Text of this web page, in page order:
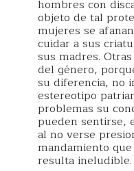
hombres con
objeto de tal
mujeres se
cuidar a sus
sus madres.
del género,
su diferencia, no
estereotipo
problemas su
pueden sentirse,
al no verse
mandamiento
resulta ineludible.